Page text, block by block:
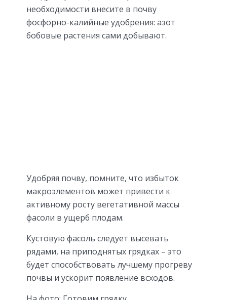
необходимости внесите в почву
фосфорно-калийные удобрения: азот
бобовые растения сами добывают.
Удобряя почву, помните, что избыток
макроэлементов может привести к
активному росту вегетативной массы
фасоли в ущерб плодам.
Кустовую фасоль следует высевать
рядами, на приподнятых грядках – это
будет способствовать лучшему прогреву
почвы и ускорит появление всходов.